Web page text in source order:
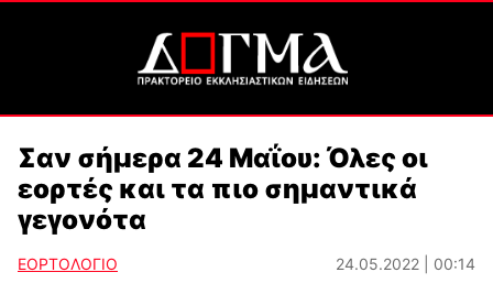
Σαν σήμερα 24 Μαΐου: Όλες οι
εορτές και τα πιο σημαντικά
γεγονότα
ΕΟΡΤΟΛΟΓΙΟ 24.05.2022 | 00:14